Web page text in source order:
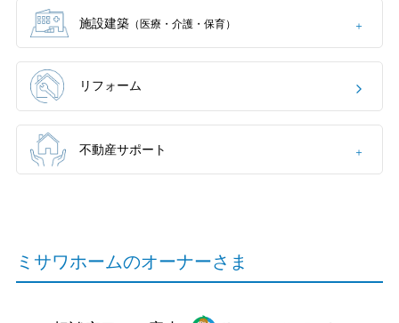
中古住宅検索
分譲マンション検索
売る [MISAWA RELAY]
これから住まいをご検討の方
多彩な動画やこだわりが詰まった建築実例、注目の最新情報など、
医療・介護・子育て・障がい福祉施設
これから土地活用・賃貸経営をご検討の方
土地活用の基礎から長期安定経営を目指すオーナー様まで、賃貸経
営に役立つ多彩な情報を幅広くお届けします。
ホテル・旅館リフォーム
リフォーム営業所
これからリフォームをご検討の方
事業用売買
事業用地・事業用建物
分譲用地
ミサワゼネラルソリューション
ご相談窓口
お客様センター
テンツや、ミサワホームからの大切なお知らせなど配信していま
す。
IR情報
SDGs
環境活動
採用情報
中途採用
施設建築（医療・介護・保育）
リフォーム
不動産サポート
ミサワホームのオーナーさま